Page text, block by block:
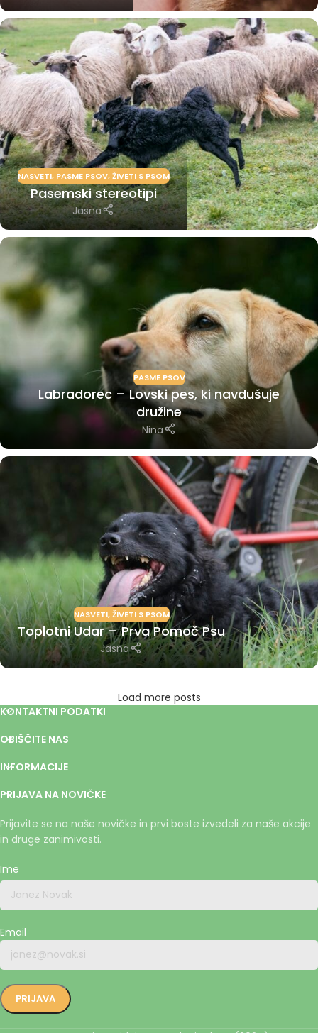
NASVETI, PASME PSOV,ŽIVETI S PSOM
Pasemski stereotipi
Jasna
PASME PSOV
Labradorec – Lovski pes, ki navdušuje
družine
Nina
NASVETI,ŽIVETI S PSOM
Toplotni Udar – Prva Pomoč Psu
Jasna
Load more posts
KONTAKTNI PODATKI
OBIŠČITE NAS
INFORMACIJE
PRIJAVA NA NOVIČKE
Prijavite se na naše novičke in prvi boste izvedeli za naše akcije
in druge zanimivosti.
Ime
Email